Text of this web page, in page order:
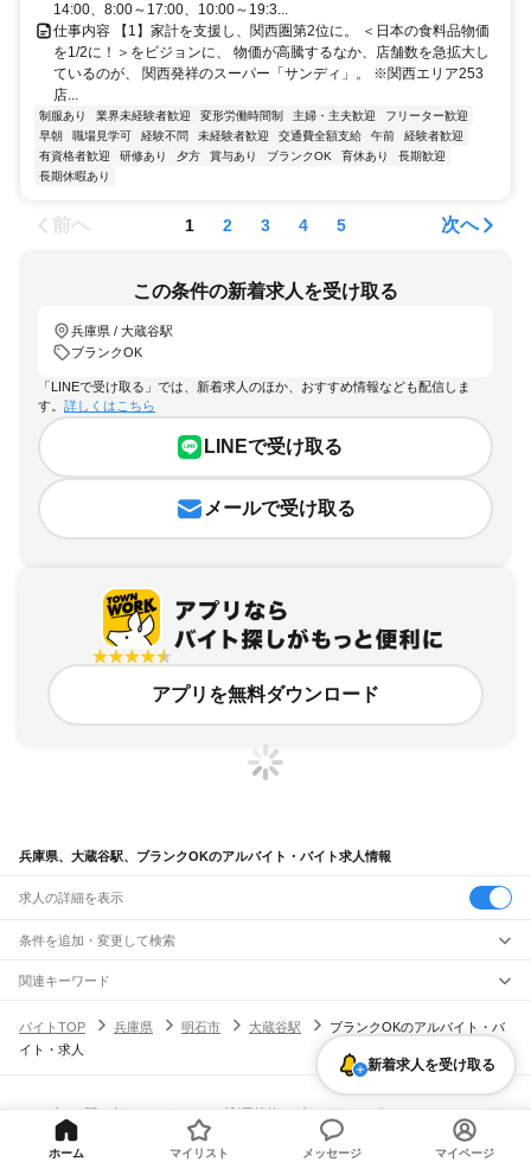
14:00、8:00～17:00、10:00～19:3...
仕事内容 【1】家計を支援し、関西圏第2位に。 ＜日本の食料品物価
を1/2に！＞をビジョンに、 物価が高騰するなか、店舗数を急拡大し
ているのが、 関西発祥のスーパー「サンディ」。 ※関西エリア253
店...
制服あり 業界未経験者歓迎 変形労働時間制 主婦・主夫歓迎
フリーター歓迎
早朝
職場見学可 経験不問 未経験者歓迎 交通費全額支給 午前
経験者歓迎
有資格者歓迎
研修あり 夕方 賞与あり ブランクOK 育休あり
長期歓迎
長期休暇あり
前へ 1 2 3 4 5 次へ
この条件の新着求人を受け取る
兵庫県 / 大蔵谷駅
ブランクOK
「LINEで受け取る」では、新着求人のほか、おすすめ情報なども配信しま
す。 詳しくはこちら
LINEで受け取る
メールで受け取る
アプリを無料ダウンロード
兵庫県、大蔵谷駅、ブランクOKのアルバイト・バイト求人情報
求人の詳細を表示
条件を追加・変更して検索
市区町村を追加・変更
兵庫県すべて
神戸市
中央区西区
西脇市
高砂市 三田市加西市
養父市
丹波市
朝来市淡路市 たつの市
加古郡
神崎郡
佐用郡美方郡
駅を追加・変更
芦屋駅
住吉駅
JR神戸線(神戸～姫路)
神戸駅兵庫駅 鷹取駅須磨海浜公園駅 須磨駅塩屋駅 舞子駅 朝霧駅
職種を追加・変更
飲食・フードサービス
ホールスタッフ
キッチンスタッフ 皿洗い・洗い場精肉・鮮魚加工
給食調理
パン屋（ベーカリー）
フードカウンター販売員バー（BAR）・バーテンダー
人気
日払いOK
学生歓迎深夜の仕事 髪型・髪色自由
ネイルOK
雇用形態を追加・変更
関連キーワード
バイトTOP
兵庫県 明石市 大蔵谷駅
ブランクOKのアルバイト・バ
イト・求人
新着求人を受け取る
[企業]求人広告の掲載相談
ホーム マイリスト メッセージ マイページ